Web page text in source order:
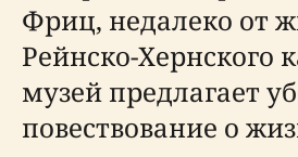
Фриц, недалеко от
Рейнско-Хернского
музей предлагает
повествование о